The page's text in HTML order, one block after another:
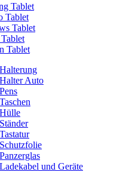
Tablet
Tablet
Tablet
Tablet
Auto
und Geräte